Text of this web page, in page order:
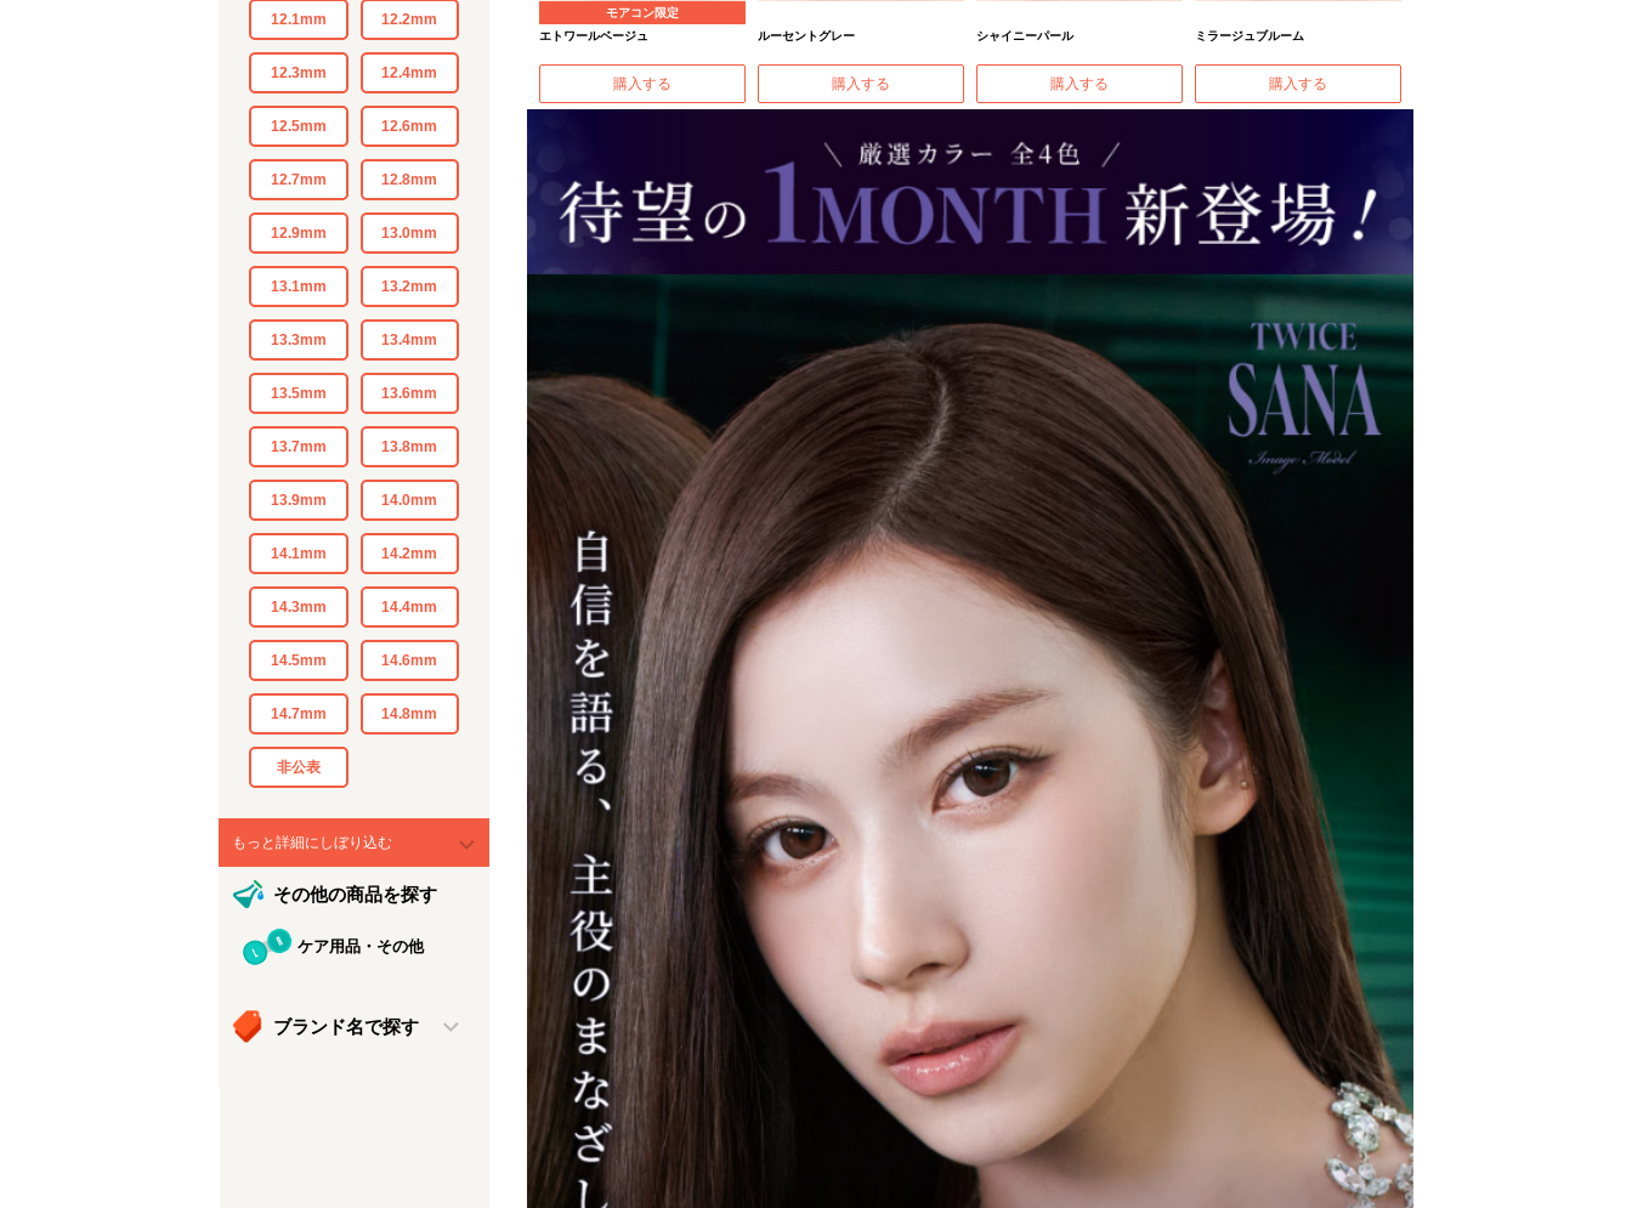
12.1mm 12.2mm
12.3mm 12.4mm
12.5mm 12.6mm
12.7mm 12.8mm
12.9mm 13.0mm
13.1mm 13.2mm
13.3mm 13.4mm
13.5mm 13.6mm
13.7mm 13.8mm
13.9mm 14.0mm
14.1mm 14.2mm
14.3mm 14.4mm
14.5mm 14.6mm
14.7mm 14.8mm
非公表
もっと詳細にしぼり込む
その他の商品を探す
ケア用品・その他
ブランド名で探す
モアコン限定
エトワールベージュ
購入する
ルーセントグレー
購入する
シャイニーパール
購入する
ミラージュブルーム
購入する